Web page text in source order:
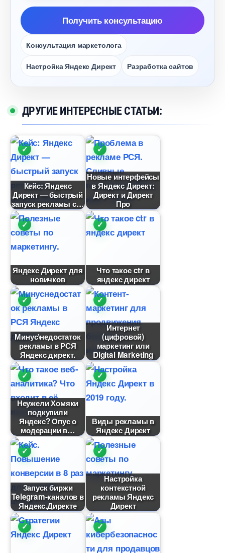
Получить консультацию
Консультация маркетолога
Настройка Яндекс Директ Разработка сайто
ДРУГИЕ ИНТЕРЕСНЫЕ СТАТЬИ:
Кейс: Яндекс
Директ — быстрый
запуск рекламы с
Новые интерфейсы
Яндекс Директ:
Директ и Директ
Про
Яндекс Директ для
новичко
Что такое ctr
яндекс директ
Минус\недостаток
рекламы в РСЯ
Яндекс директ.
Интернет
(цифровой)
маркетинг или
Digital Marketing
Неужели Хомяки
подкупили
Яндекс? Опус о
модерации
иды рекламы
Яндекс Директ
Запуск биржи
Telegram-канало
Яндекс.Директе
Настройка
контекстной
рекламы Яндекс
Директ